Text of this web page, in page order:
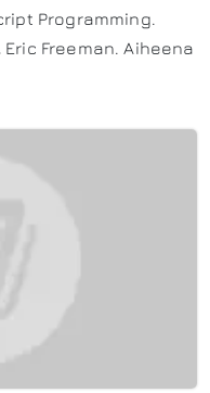
Programming.
Freeman. Aiheena